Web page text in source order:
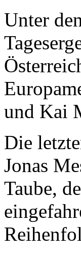
Unter
und Kai
Die
Jonas
Taube,